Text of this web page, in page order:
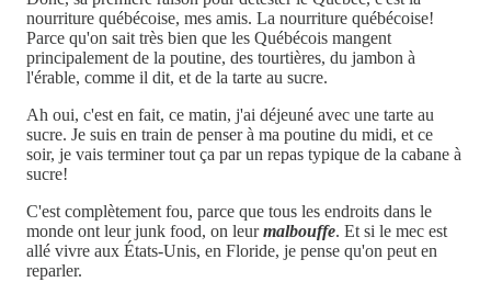
nourriture québécoise, mes amis. La nourriture québécoise!
Parce qu'on sait très bien que les Québécois mangent
principalement de la poutine, des tourtières, du jambon à
l'érable, comme il dit, et de la tarte au sucre.
Ah oui, c'est en fait, ce matin, j'ai déjeuné avec une tarte au
sucre. Je suis en train de penser à ma poutine du midi, et ce
soir, je vais terminer tout ça par un repas typique de la cabane à
sucre!
C'est complètement fou, parce que tous les endroits dans le
monde ont leur junk food, on leurmalbouffe. Et si le mec est
allé vivre aux États-Unis, en Floride, je pense qu'on peut en
reparler.